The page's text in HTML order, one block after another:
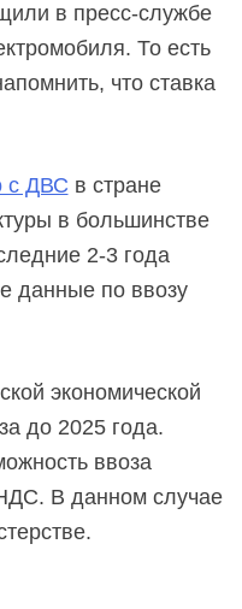
в пресс-службе
То есть
что ставка
с ДВС в стране
в большинстве
2-3 года
данные по ввозу
экономической
до 2025 года.
ввоза
В данном случае